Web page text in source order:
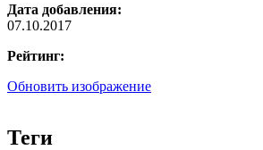
Дата добавления:
07.10.2017
Рейтинг:
Обновить изображение
Теги